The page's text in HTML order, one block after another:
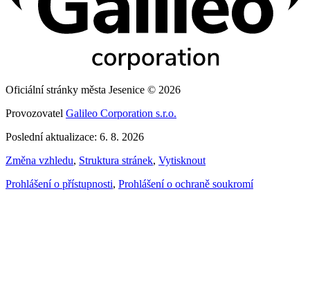
Oficiální stránky města Jesenice © 2026
Provozovatel Galileo Corporation s.r.o.
Poslední aktualizace: 6. 8. 2026
Změna vzhledu, Struktura stránek, Vytisknout
Prohlášení o přístupnosti, Prohlášení o ochraně soukromí